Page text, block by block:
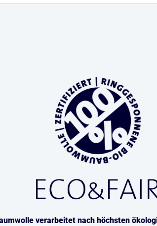
verarbeitet nach höchsten